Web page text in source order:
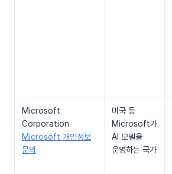
Microsoft
Corporation
Microsoft 개인정보
문의
미국 등
Microsoft가
AI 모델을
운영하는 국가